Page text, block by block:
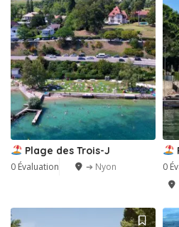
Plage des Trois-J
0 Évaluation ➔ Nyon
0